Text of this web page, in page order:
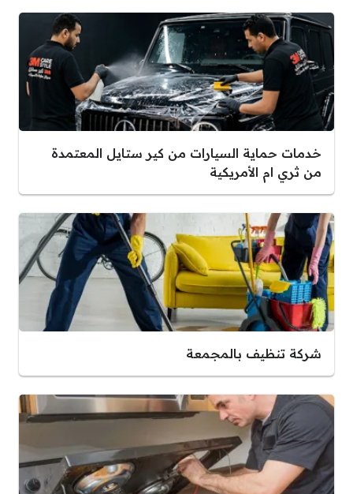
خدمات حماية السيارات من كير ستايل المعتمدة
من ثري ام الأمريكية
شركة تنظيف بالمجمعة